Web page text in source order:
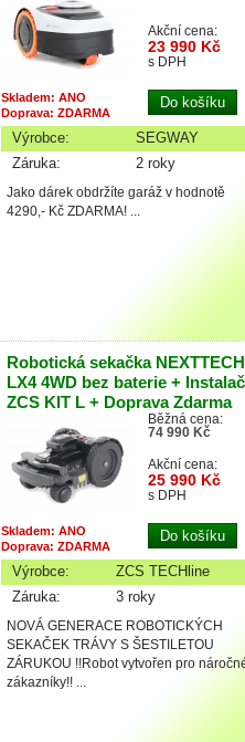
Akční cena:
23 990 Kč
s DPH
Skladem: ANO
Doprava: ZDARMA
Výrobce:
SEGWAY
Záruka:
2 roky
Jako dárek obdržíte garáž v hodnotě
4290,- Kč ZDARMA! ...
Robotická sekačka NEXTTECH
LX4 4WD bez baterie +
ZCS KIT L + Doprava Zdarma
Běžná cena:
74 990 Kč
Akční cena:
25 990 Kč
s DPH
Skladem: ANO
Doprava: ZDARMA
Výrobce:
ZCS TECHline
Záruka:
3 roky
NOVÁ GENERACE ROBOTICKÝCH
SEKAČEK TRÁVY S ŠESTILETOU
ZÁRUKOU !!Robot vytvořen pro
zákazníky!! ...